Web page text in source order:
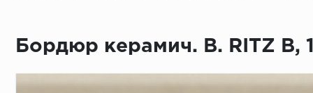
Бордюр керамич. B. RITZ B,